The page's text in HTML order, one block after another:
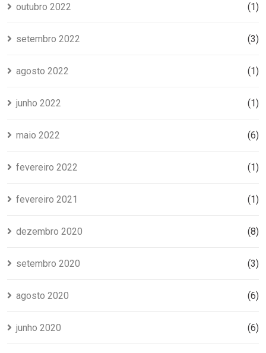
outubro 2022 (1)
setembro 2022 (3)
agosto 2022 (1)
junho 2022 (1)
maio 2022 (6)
fevereiro 2022 (1)
fevereiro 2021 (1)
dezembro 2020 (8)
setembro 2020 (3)
agosto 2020 (6)
junho 2020 (6)